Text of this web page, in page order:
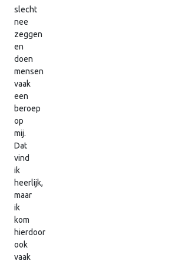
slecht
nee
zeggen
en
doen
mensen
vaak
een
beroep
op
mij.
Dat
vind
ik
heerlijk,
maar
ik
kom
hierdoor
ook
vaak